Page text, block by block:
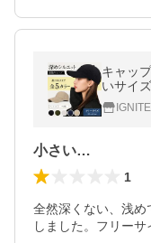
キャッ
いサイ
ユニセ
小さい…
1
全然深くない、浅め
しました。フリーサ